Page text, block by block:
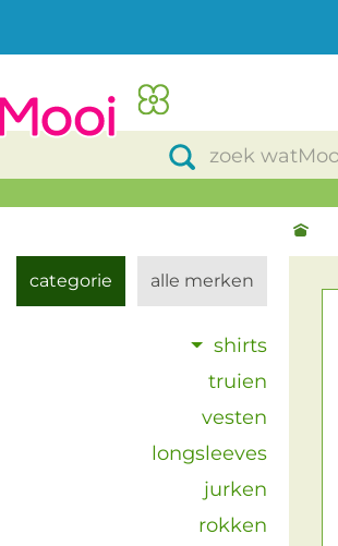
categorie
shirts
truien
vesten
longsleeves
jurken
rokken
alle merken